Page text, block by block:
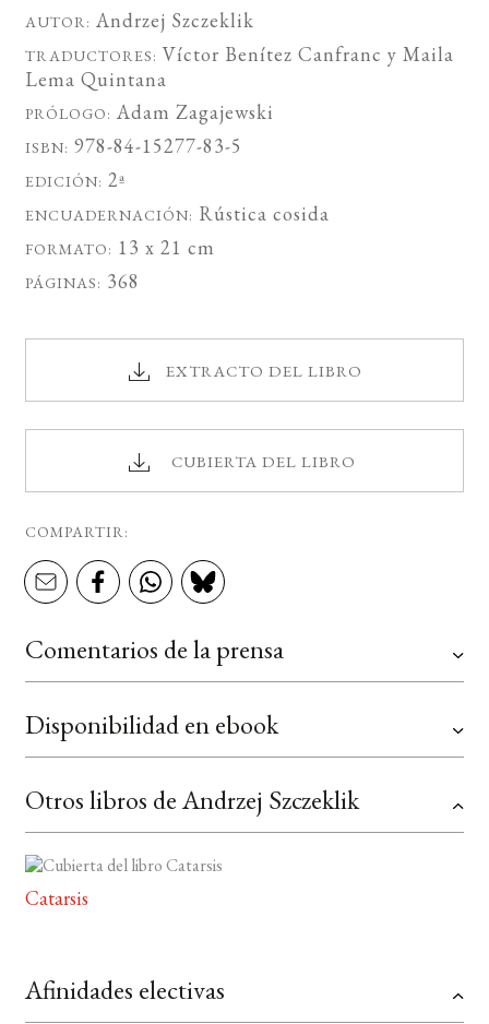
AUTOR: Andrzej Szczeklik
TRADUCTORES: Víctor Benítez Canfranc y Maila
Lema Quintana
PRÓLOGO: Adam Zagajewski
ISBN: 978-84-15277-83-5
EDICIÓN: 2ª
ENCUADERNACIÓN: Rústica cosida
FORMATO: 13 x 21 cm
PÁGINAS: 368
EXTRACTO DEL LIBRO
CUBIERTA DEL LIBRO
COMPARTIR:
Comentarios de la prensa
Disponibilidad en ebook
Otros libros de Andrzej Szczeklik
Catarsis
Afinidades electivas